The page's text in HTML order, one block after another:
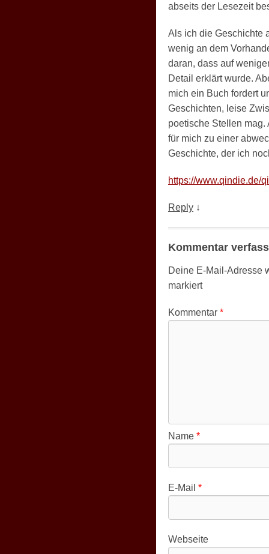
abseits der Lesezeit
Als ich die Geschichte
wenig an dem
daran, dass auf
Detail erklärt wurde.
mich ein Buch fordert
Geschichten, leise
poetische Stellen
für mich zu einer
Geschichte, der ich
https://www.qindie.de/
Reply ↓
Kommentar
Deine E-Mail-Adresse
markiert
Kommentar *
Name *
E-Mail *
Webseite